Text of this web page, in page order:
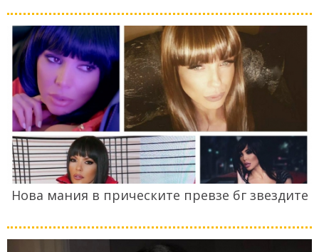
Нова мания в прическите превзе бг звездите